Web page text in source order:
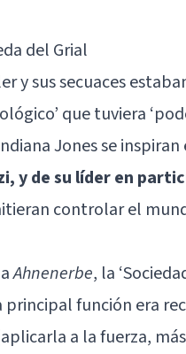
del Grial
y sus secuaces
que tuviera
Jones se
y de su líder en
controlar el
Ahnenerbe, la
principal función era
a la fuerza,